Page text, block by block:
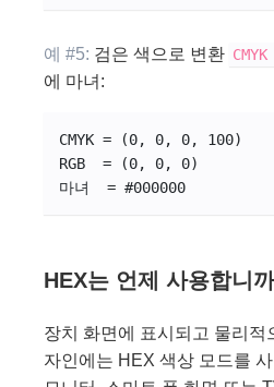
예 #5: 검은 색으로 변환
에 마녀:
CMYK = (0, 0, 0, 100)
RGB  = (0, 0, 0)
마녀  = #000000
HEX는 언제 사용합니
장치 화면에 표시되고 물리적
자인에는 HEX 색상 모드를